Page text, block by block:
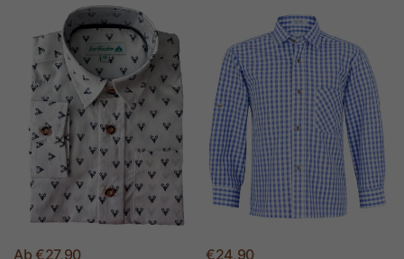
Ab €27,90
€24,90